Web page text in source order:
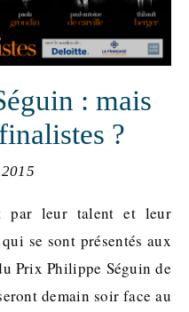
: mais
?
se sont présentés aux
Prix Philippe Séguin de
demain soir face au